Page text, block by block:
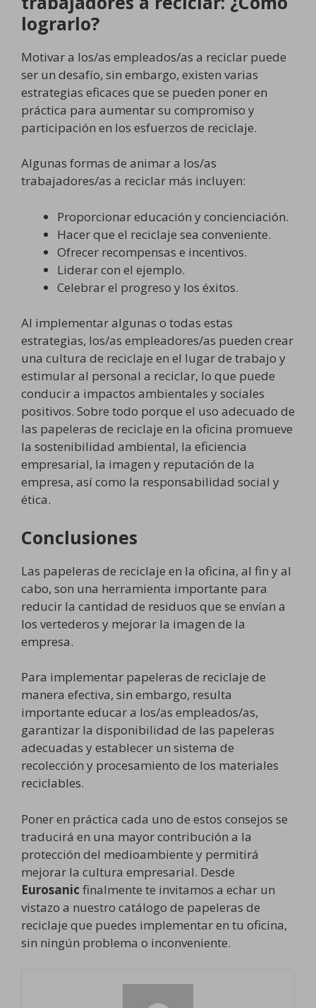
lograrlo?
Motivar a los/as empleados/as a reciclar puede
ser un desafío, sin embargo, existen varias
estrategias eficaces que se pueden poner en
práctica para aumentar su compromiso y
participación en los esfuerzos de reciclaje.
Algunas formas de animar a los/as
trabajadores/as a reciclar más incluyen:
Proporcionar educación y concienciación.
Hacer que el reciclaje sea conveniente.
Ofrecer recompensas e incentivos.
Liderar con el ejemplo.
Celebrar el progreso y los éxitos.
Al implementar algunas o todas estas
estrategias, los/as empleadores/as pueden crear
una cultura de reciclaje en el lugar de trabajo y
estimular al personal a reciclar, lo que puede
conducir a impactos ambientales y sociales
positivos. Sobre todo porque el uso adecuado de
las papeleras de reciclaje en la oficina promueve
la sostenibilidad ambiental, la eficiencia
empresarial, la imagen y reputación de la
empresa, así como la responsabilidad social y
ética.
Conclusiones
Las papeleras de reciclaje en la oficina, al fin y al
cabo, son una herramienta importante para
reducir la cantidad de residuos que se envían a
los vertederos y mejorar la imagen de la
empresa.
Para implementar papeleras de reciclaje de
manera efectiva, sin embargo, resulta
importante educar a los/as empleados/as,
garantizar la disponibilidad de las papeleras
adecuadas y establecer un sistema de
recolección y procesamiento de los materiales
reciclables.
Poner en práctica cada uno de estos consejos se
traducirá en una mayor contribución a la
protección del medioambiente y permitirá
mejorar la cultura empresarial. Desde
Eurosanic finalmente te invitamos a echar un
vistazo a nuestro catálogo de papeleras de
reciclaje que puedes implementar en tu oficina,
sin ningún problema o inconveniente.